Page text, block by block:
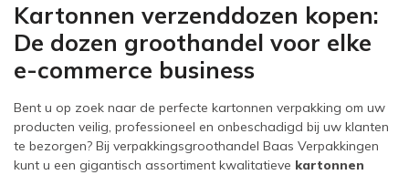
Kartonnen verzenddozen kopen:
De dozen groothandel voor elke
e-commerce business
Bent u op zoek naar de perfecte kartonnen verpakking om uw
producten veilig, professioneel en onbeschadigd bij uw klanten
te bezorgen? Bij verpakkingsgroothandel Baas Verpakkingen
kunt u een gigantisch assortiment kwalitatieve kartonnen